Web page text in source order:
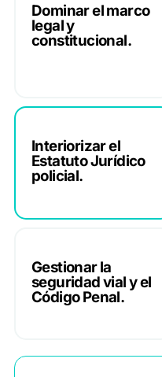
Dominar el marco
legal y
constitucional.
Interiorizar el
Estatuto Jurídico
policial.
Gestionar la
seguridad vial y el
Código Penal.